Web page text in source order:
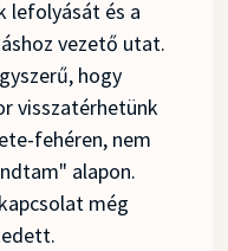
lefolyását és a
vezető utat.
hogy
visszatérhetünk
fehéren, nem
alapon.
még